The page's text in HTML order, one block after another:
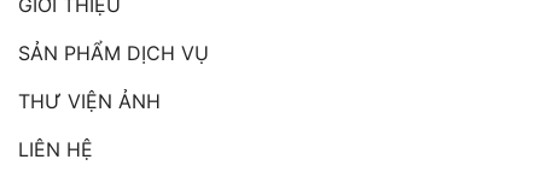
GIỚI THIỆU
SẢN PHẨM DỊCH VỤ
THƯ VIỆN ẢNH
LIÊN HỆ